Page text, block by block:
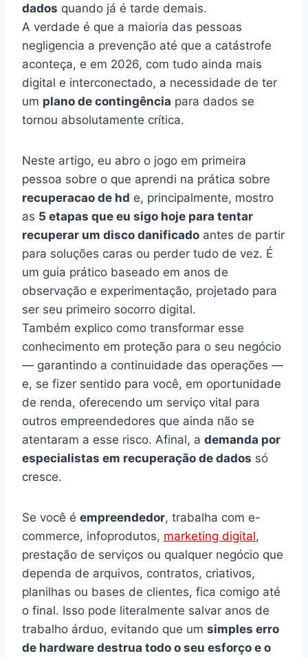
dados quando já é tarde demais.
A verdade é que a maioria das pessoas
negligencia a prevenção até que a catástrofe
aconteça, e em 2026, com tudo ainda mais
digital e interconectado, a necessidade de ter
um plano de contingência para dados se
tornou absolutamente crítica.
Neste artigo, eu abro o jogo em primeira
pessoa sobre o que aprendi na prática sobre
recuperacao de hd e, principalmente, mostro
as 5 etapas que eu sigo hoje para tentar
recuperar um disco danificado antes de partir
para soluções caras ou perder tudo de vez. É
um guia prático baseado em anos de
observação e experimentação, projetado para
ser seu primeiro socorro digital.
Também explico como transformar esse
conhecimento em proteção para o seu negócio
— garantindo a continuidade das operações —
e, se fizer sentido para você, em oportunidade
de renda, oferecendo um serviço vital para
outros empreendedores que ainda não se
atentaram a esse risco. Afinal, a demanda por
especialistas em recuperação de dados só
cresce.
Se você é empreendedor, trabalha com e-
commerce, infoprodutos, marketing digital,
prestação de serviços ou qualquer negócio que
dependa de arquivos, contratos, criativos,
planilhas ou bases de clientes, fica comigo até
o final. Isso pode literalmente salvar anos de
trabalho árduo, evitando que um simples erro
de hardware destrua todo o seu esforço e o